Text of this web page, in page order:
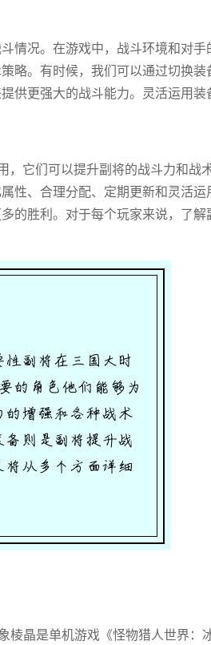
情况。在游戏中，战斗环境和对
略。有时候，我们可以通过切换装
供更强大的战斗能力。灵活运用
，它们可以提升副将的战斗力和战
性、合理分配、定期更新和灵活
的胜利。对于每个玩家来说，了
棱晶是单机游戏《怪物猎人世界：